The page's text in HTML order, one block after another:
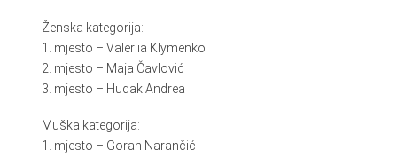
Ženska kategorija:
1. mjesto – Valeriia Klymenko
2. mjesto – Maja Čavlović
3. mjesto – Hudak Andrea
Muška kategorija:
1. mjesto – Goran Narančić